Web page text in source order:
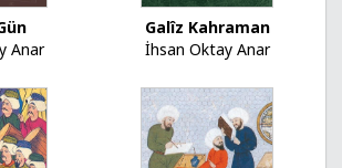
Anar
Galîz Kahraman
İhsan Oktay Anar